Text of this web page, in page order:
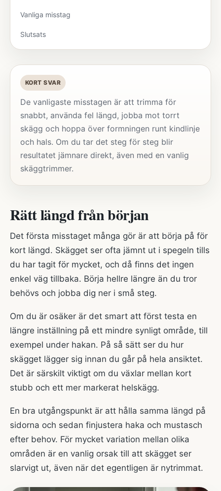
Vanliga misstag
Slutsats
KORT SVAR
De vanligaste misstagen är att trimma för
snabbt, använda fel längd, jobba mot torrt
skägg och hoppa över formningen runt kindlinje
och hals. Om du tar det steg för steg blir
resultatet jämnare direkt, även med en vanlig
skäggtrimmer.
Rätt längd från början
Det första misstaget många gör är att börja på för
kort längd. Skägget ser ofta jämnt ut i spegeln tills
du har tagit för mycket, och då finns det ingen
enkel väg tillbaka. Börja hellre längre än du tror
behövs och jobba dig ner i små steg.
Om du är osäker är det smart att först testa en
längre inställning på ett mindre synligt område, till
exempel under hakan. På så sätt ser du hur
skägget lägger sig innan du går på hela ansiktet.
Det är särskilt viktigt om du växlar mellan kort
stubb och ett mer markerat helskägg.
En bra utgångspunkt är att hålla samma längd på
sidorna och sedan finjustera haka och mustasch
efter behov. För mycket variation mellan olika
områden är en vanlig orsak till att skägget ser
slarvigt ut, även när det egentligen är nytrimmat.